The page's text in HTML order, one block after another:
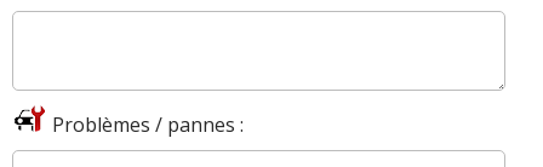
Problèmes / pannes :